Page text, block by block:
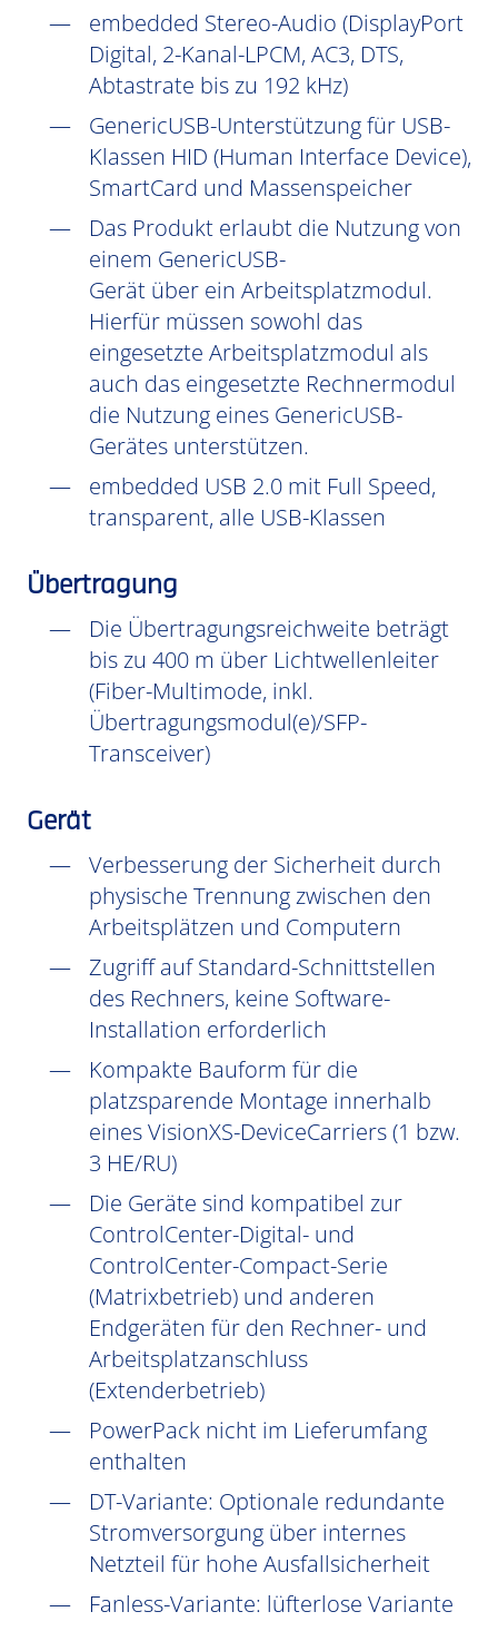
embedded Stereo-Audio (DisplayPort
Digital, 2-Kanal-LPCM, AC3, DTS,
Abtastrate bis zu 192 kHz)
GenericUSB-Unterstützung für USB-
Klassen HID (Human Interface Device),
SmartCard und Massenspeicher
Das Produkt erlaubt die Nutzung von
einem GenericUSB-
Gerät über ein Arbeitsplatzmodul.
Hierfür müssen sowohl das
eingesetzte Arbeitsplatzmodul als
auch das eingesetzte Rechnermodul
die Nutzung eines GenericUSB-
Gerätes unterstützen.
embedded USB 2.0 mit Full Speed,
transparent, alle USB-Klassen
Übertragung
Die Übertragungsreichweite beträgt
bis zu 400 m über Lichtwellenleiter
(Fiber-Multimode, inkl.
Übertragungsmodul(e)/SFP-
Transceiver)
Gerät
Verbesserung der Sicherheit durch
physische Trennung zwischen den
Arbeitsplätzen und Computern
Zugriff auf Standard-Schnittstellen
des Rechners, keine Software-
Installation erforderlich
Kompakte Bauform für die
platzsparende Montage innerhalb
eines VisionXS-DeviceCarriers (1 bzw.
3 HE/RU)
Die Geräte sind kompatibel zur
ControlCenter-Digital- und
ControlCenter-Compact-Serie
(Matrixbetrieb) und anderen
Endgeräten für den Rechner- und
Arbeitsplatzanschluss
(Extenderbetrieb)
PowerPack nicht im Lieferumfang
enthalten
DT-Variante: Optionale redundante
Stromversorgung über internes
Netzteil für hohe Ausfallsicherheit
Fanless-Variante: lüfterlose Variante